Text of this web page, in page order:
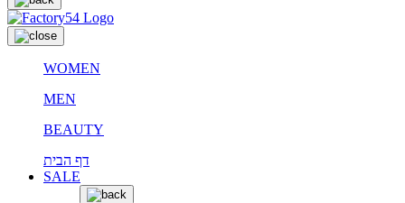
WOMEN
MEN
BEAUTY
דף הבית
SALE